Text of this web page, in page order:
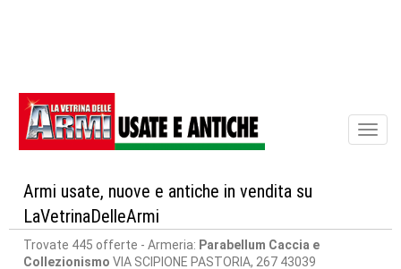
Armi usate, nuove e antiche in vendita su
LaVetrinaDelleArmi
Trovate 445 offerte - Armeria: Parabellum Caccia e
Collezionismo VIA SCIPIONE PASTORIA, 267 43039